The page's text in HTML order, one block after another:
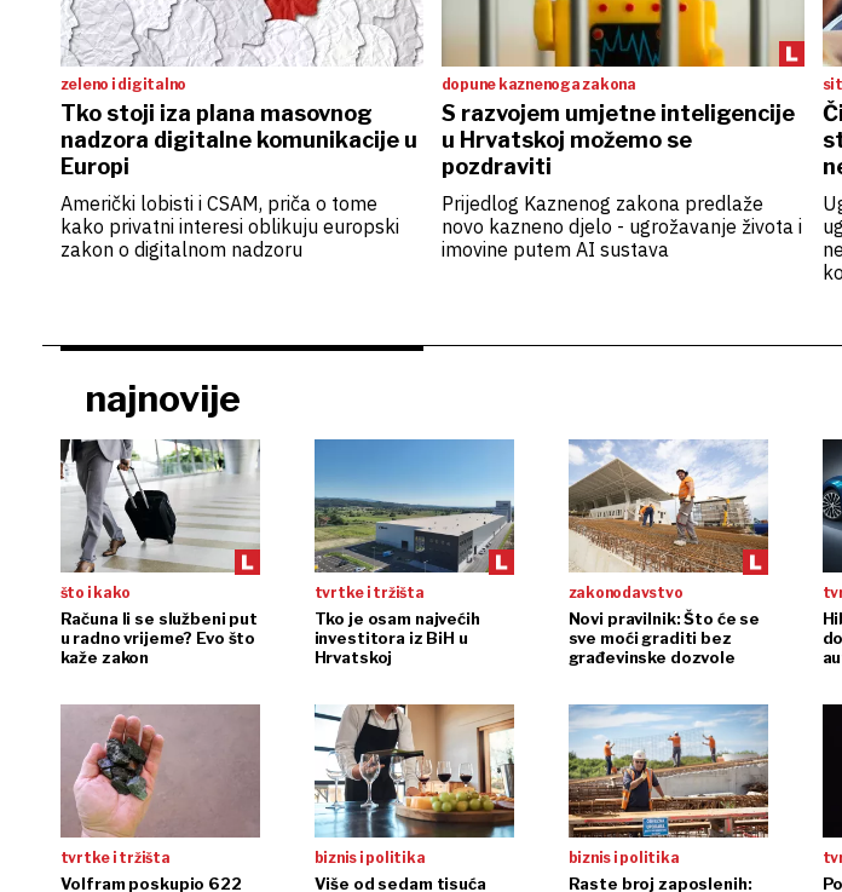
zeleno i digitalno
Tko stoji iza plana masovnog
nadzora digitalne komunikacije u
Europi
Američki lobisti i CSAM, priča o tome
kako privatni interesi oblikuju europski
zakon o digitalnom nadzoru
dopune kaznenoga zakona
S razvojem umjetne inteligencije
u Hrvatskoj možemo se
pozdraviti
Prijedlog Kaznenog zakona predlaže
novo kazneno djelo - ugrožavanje života i
imovine putem AI sustava
najnovije
što i kako
Računa li se službeni put
u radno vrijeme? Evo što
kaže zakon
tvrtke i tržišta
Tko je osam najvećih
investitora iz BiH u
Hrvatskoj
zakonodavstvo
Novi pravilnik: Što će se
sve moći graditi bez
građevinske dozvole
tvrtke i tržišta
Volfram poskupio 622
biznis i politika
Više od sedam tisuća
biznis i politika
Raste broj zaposlenih: